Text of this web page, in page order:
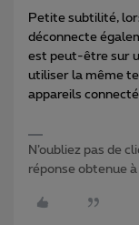
Petite subtilité,
déconnecte
est peut-être sur
utiliser la même
appareils
N’oubliez pas de
réponse obtenue